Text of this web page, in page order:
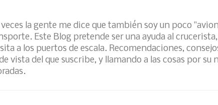
la gente me dice que también soy un poco
Este Blog pretende ser una ayuda al
a los puertos de escala. Recomendaciones,
vista del que suscribe, y llamando a las cosas por su